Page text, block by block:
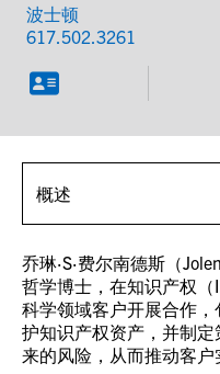
波士顿
617.502.3261
乔琳·S·费尔南德斯（
哲学博士，在知识产权
科学领域客户开展合作
护知识产权资产，并制
来的风险，从而推动客户